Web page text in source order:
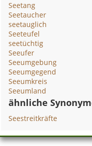
Seetang
Seetaucher
seetauglich
Seeteufel
seetüchtig
Seeufer
Seeumgebung
Seeumgegend
Seeumkreis
Seeumland
ähnliche
Seestreitkräfte